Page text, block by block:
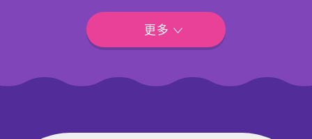
更多